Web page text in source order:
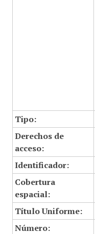
Tipo:
Derechos de
acceso:
Identificador:
Cobertura
espacial:
Título Uniforme:
Número: